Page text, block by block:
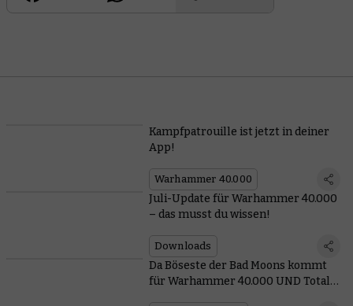
Kampfpatrouille ist jetzt in deiner
App!
Warhammer 40.000
Juli-Update für Warhammer 40.000
– das musst du wissen!
Downloads
Da Böseste der Bad Moons kommt
für Warhammer 40.000 UND Total